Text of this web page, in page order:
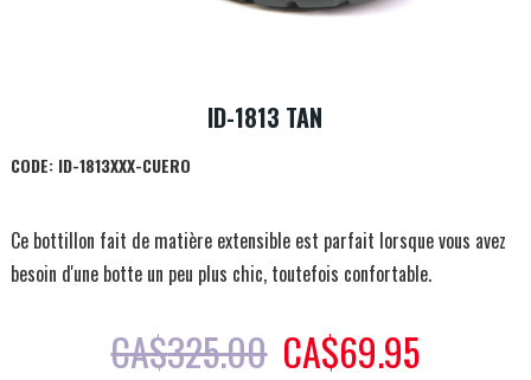
ID-1813 TAN
CODE:ID-1813XXX-CUERO
Ce bottillon fait de matière extensible est parfait lorsque vous avez
besoin d'une botte un peu plus chic, toutefois confortable.
CA$325.00 CA$69.95